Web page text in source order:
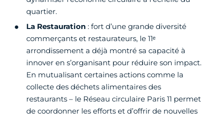
quartier.
La Restauration : fort d’une grande diversité
commerçants et restaurateurs, le 11ᵉ
arrondissement a déjà montré sa capacité à
innover en s’organisant pour réduire son impact.
En mutualisant certaines actions comme la
collecte des déchets alimentaires des
restaurants – le Réseau circulaire Paris 11 permet
de coordonner les efforts et d’offrir de nouvelles